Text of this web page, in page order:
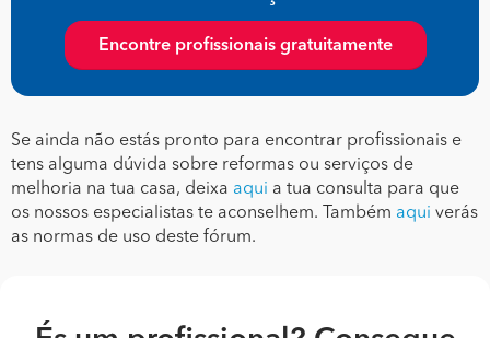
Encontre profissionais gratuitamente
Se ainda não estás pronto para encontrar profissionais e
tens alguma dúvida sobre reformas ou serviços de
melhoria na tua casa, deixa aqui a tua consulta para que
os nossos especialistas te aconselhem. Também aqui verás
as normas de uso deste fórum.